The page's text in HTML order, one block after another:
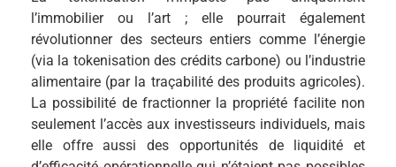
l’immobilier ou l’art ; elle pourrait également
révolutionner des secteurs entiers comme l’énergie
(via la tokenisation des crédits carbone) ou l’industrie
alimentaire (par la traçabilité des produits agricoles).
La possibilité de fractionner la propriété facilite non
seulement l’accès aux investisseurs individuels, mais
elle offre aussi des opportunités de liquidité et